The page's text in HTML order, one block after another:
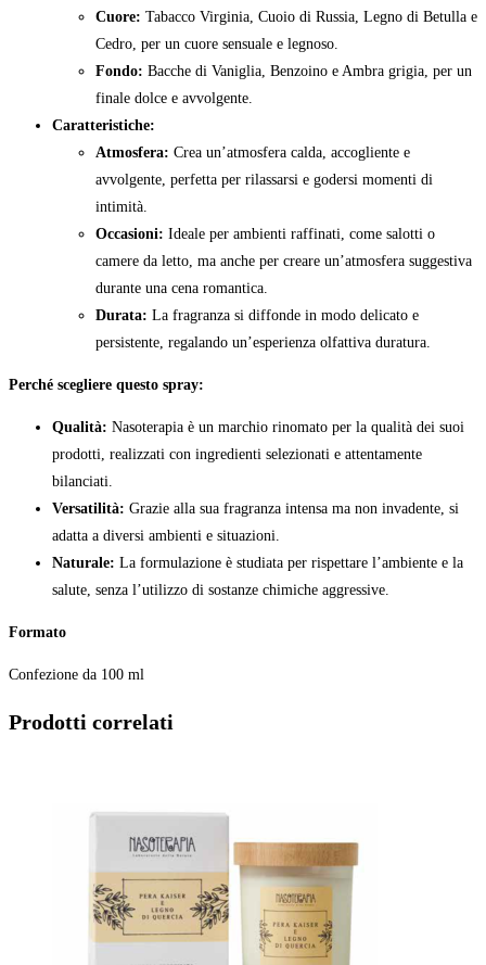
Cuore: Tabacco Virginia, Cuoio di Russia, Legno di Betulla e
Cedro, per un cuore sensuale e legnoso.
Fondo: Bacche di Vaniglia, Benzoino e Ambra grigia, per un
finale dolce e avvolgente.
Caratteristiche:
Atmosfera: Crea un’atmosfera calda, accogliente e
avvolgente, perfetta per rilassarsi e godersi momenti di
intimità.
Occasioni: Ideale per ambienti raffinati, come salotti o
camere da letto, ma anche per creare un’atmosfera suggestiva
durante una cena romantica.
Durata: La fragranza si diffonde in modo delicato e
persistente, regalando un’esperienza olfattiva duratura.
Perché scegliere questo spray:
Qualità: Nasoterapia è un marchio rinomato per la qualità dei suoi
prodotti, realizzati con ingredienti selezionati e attentamente
bilanciati.
Versatilità: Grazie alla sua fragranza intensa ma non invadente, si
adatta a diversi ambienti e situazioni.
Naturale: La formulazione è studiata per rispettare l’ambiente e la
salute, senza l’utilizzo di sostanze chimiche aggressive.
Formato
Confezione da 100 ml
Prodotti correlati